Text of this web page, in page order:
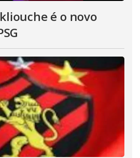
é o novo